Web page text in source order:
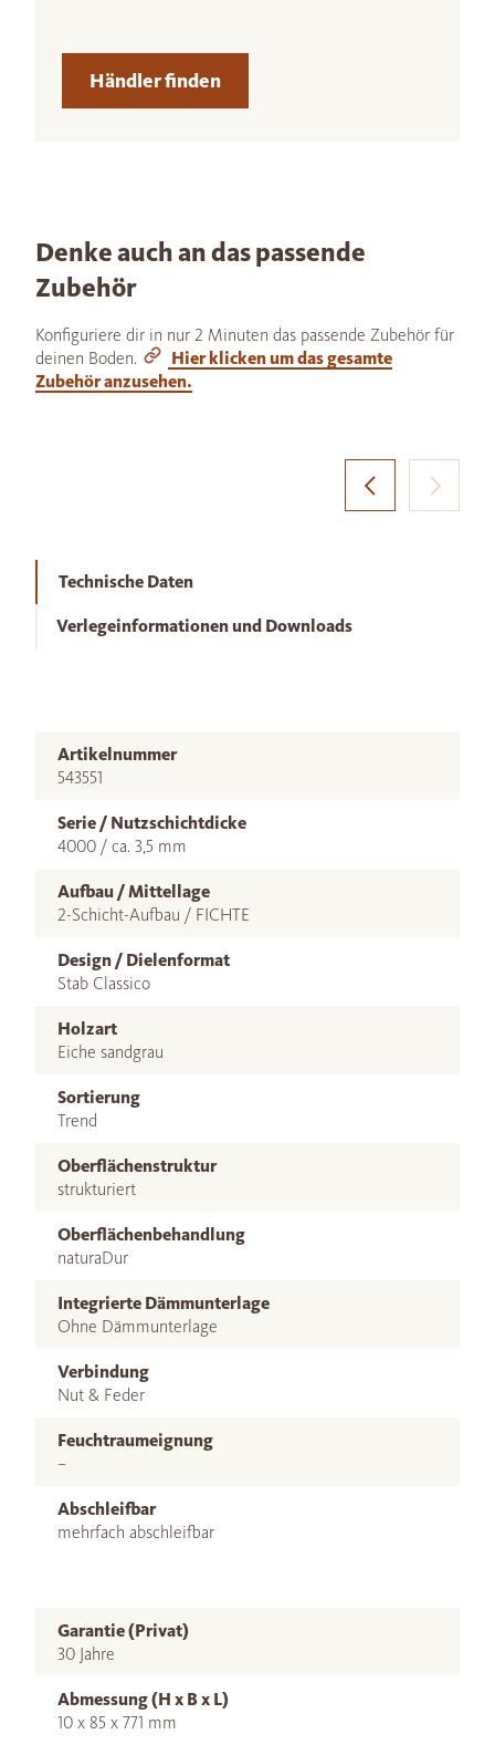
Händler finden
Denke auch an das passende
Zubehör
Konfiguriere dir in nur 2 Minuten das passende Zubehör für
deinen Boden.
Hier klicken um das gesamte
Zubehör anzusehen.
Technische Daten
Verlegeinformationen und Downloads
Artikelnummer
543551
Serie / Nutzschichtdicke
4000 / ca. 3,5 mm
Aufbau / Mittellage
2-Schicht-Aufbau / FICHTE
Design / Dielenformat
Stab Classico
Holzart
Eiche sandgrau
Sortierung
Trend
Oberflächenstruktur
strukturiert
Oberflächenbehandlung
naturaDur
Integrierte Dämmunterlage
Ohne Dämmunterlage
Verbindung
Nut & Feder
Feuchtraumeignung
–
Abschleifbar
mehrfach abschleifbar
Garantie (Privat)
30 Jahre
Abmessung (H x B x L)
10 x 85 x 771 mm